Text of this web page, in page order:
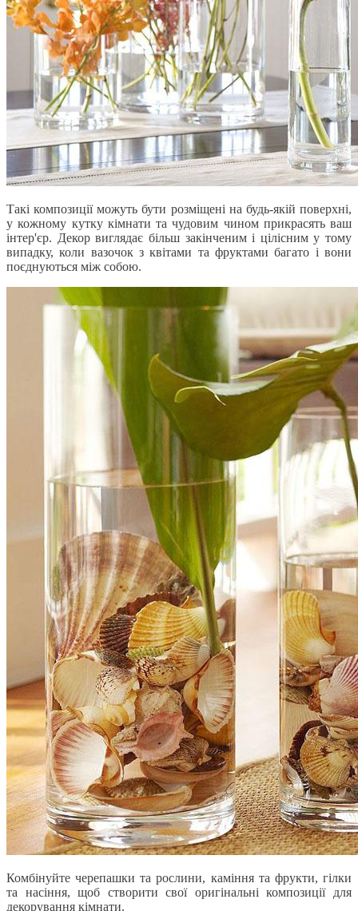
Такі композиції можуть бути розміщені на будь-якій поверхні,
у кожному кутку кімнати та чудовим чином прикрасять ваш
інтер'єр. Декор виглядає більш закінченим і цілісним у тому
випадку, коли вазочок з квітами та фруктами багато і вони
поєднуються між собою.
Комбінуйте черепашки та рослини, каміння та фрукти, гілки
та насіння, щоб створити свої оригінальні композиції для
декорування кімнати.